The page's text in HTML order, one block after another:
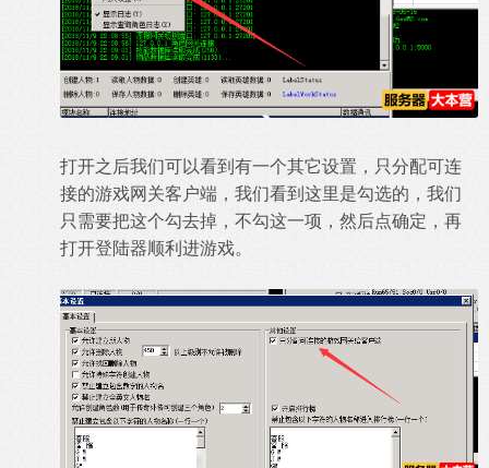
打开之后我们可以看到有一个其它设置，只分配可连
接的游戏网关客户端，我们看到这里是勾选的，我们
只需要把这个勾去掉，不勾这一项，然后点确定，再
打开登陆器顺利进游戏。